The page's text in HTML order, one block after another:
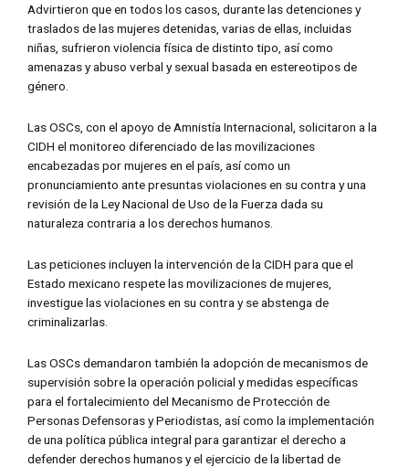
Advirtieron que en todos los casos, durante las detenciones y
traslados de las mujeres detenidas, varias de ellas, incluidas
niñas, sufrieron violencia física de distinto tipo, así como
amenazas y abuso verbal y sexual basada en estereotipos de
género.
Las OSCs, con el apoyo de Amnistía Internacional, solicitaron a la
CIDH el monitoreo diferenciado de las movilizaciones
encabezadas por mujeres en el país, así como un
pronunciamiento ante presuntas violaciones en su contra y una
revisión de la Ley Nacional de Uso de la Fuerza dada su
naturaleza contraria a los derechos humanos.
Las peticiones incluyen la intervención de la CIDH para que el
Estado mexicano respete las movilizaciones de mujeres,
investigue las violaciones en su contra y se abstenga de
criminalizarlas.
Las OSCs demandaron también la adopción de mecanismos de
supervisión sobre la operación policial y medidas específicas
para el fortalecimiento del Mecanismo de Protección de
Personas Defensoras y Periodistas, así como la implementación
de una política pública integral para garantizar el derecho a
defender derechos humanos y el ejercicio de la libertad de